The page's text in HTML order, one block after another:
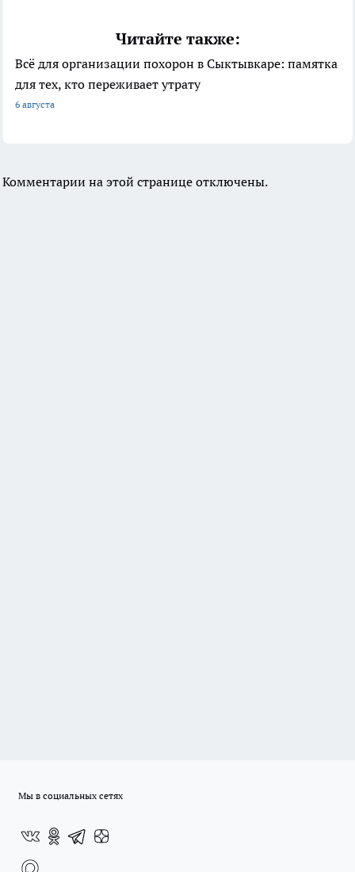
Читайте также:
Всё для организации похорон в Сыктывкаре: памятка
для тех, кто переживает утрату
6 августа
Комментарии на этой странице отключены.
Мы в социальных сетях